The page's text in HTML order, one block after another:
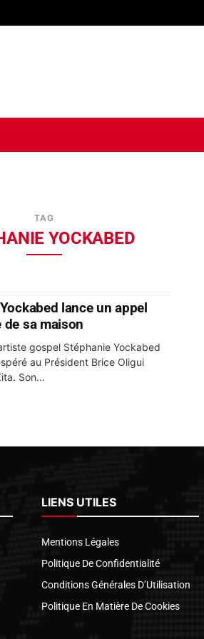
TAG
YOCKABED
lance un appel
de sa maison
gospel Stéphanie Yockabed
au Président Brice Oligui
Son...
LIENS UTILES
Mentions Légales
Politique De Confidentialité
Conditions Générales D’Utilisation
Politique En Matière De Cookies